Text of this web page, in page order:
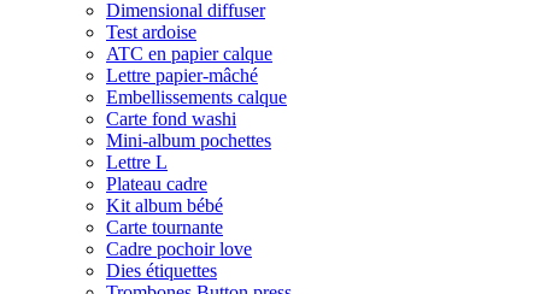
Dimensional diffuser
Test ardoise
ATC en papier calque
Lettre papier-mâché
Embellissements calque
Carte fond washi
Mini-album pochettes
Lettre L
Plateau cadre
Kit album bébé
Carte tournante
Cadre pochoir love
Dies étiquettes